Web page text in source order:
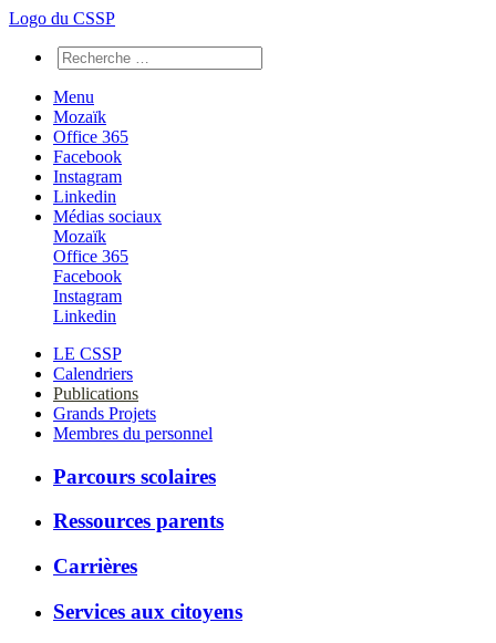
Logo du CSSP
Menu
Mozaïk
Office 365
Facebook
Instagram
Linkedin
Médias sociaux
Mozaïk
Office 365
Facebook
Instagram
Linkedin
LE CSSP
Calendriers
Publications
Grands Projets
Membres du personnel
Parcours scolaires
Ressources parents
Carrières
Services aux citoyens